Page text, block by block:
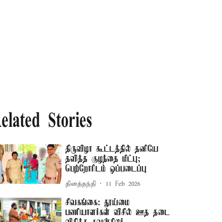
Stories
திருவிழா கூட்டத்தில் தனியே
தவித்த குழந்தை மீட்பு;
பெற்றோரிடம் ஒப்படைப்பு
தினத்தந்தி 11 Feb 2026
சிவகங்கை: தூய்மை
பணியாளர்கள் விசில் ஊத தடை